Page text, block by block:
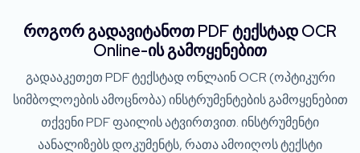
როგორ გადავიტანოთ PDF ტექსტად OCR
Online-ის გამოყენებით
გადააკეთეთ PDF ტექსტად ონლაინ OCR (ოპტიკური
სიმბოლოების ამოცნობა) ინსტრუმენტების გამოყენებით
თქვენი PDF ფაილის ატვირთვით. ინსტრუმენტი
აანალიზებს დოკუმენტს, რათა ამოიღოს ტექსტი